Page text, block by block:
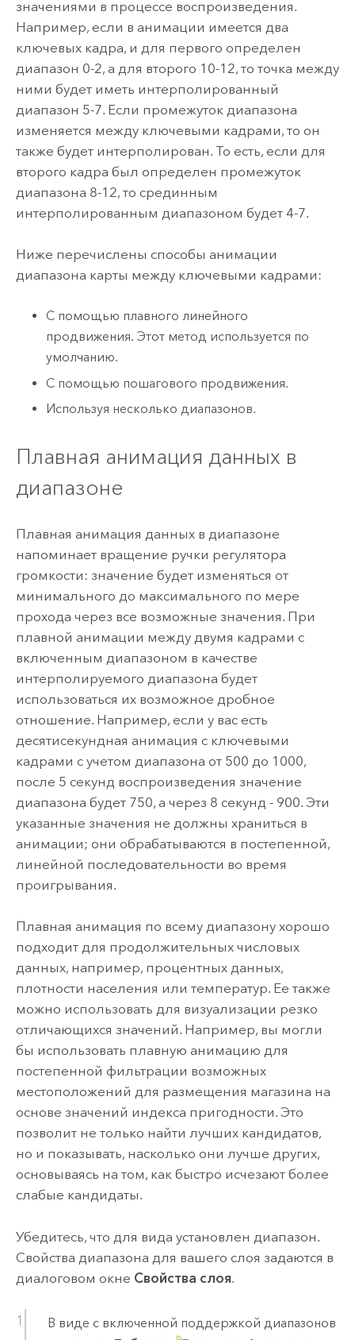
значениями в процессе воспроизведения.
Например, если в анимации имеется два
ключевых кадра, и для первого определен
диапазон 0-2, а для второго 10-12, то точка между
ними будет иметь интерполированный
диапазон 5-7. Если промежуток диапазона
изменяется между ключевыми кадрами, то он
также будет интерполирован. То есть, если для
второго кадра был определен промежуток
диапазона 8-12, то срединным
интерполированным диапазоном будет 4-7.
Ниже перечислены способы анимации
диапазона карты между ключевыми кадрами:
С помощью плавного линейного
продвижения. Этот метод используется по
умолчанию.
С помощью пошагового продвижения.
Используя несколько диапазонов.
Плавная анимация данных в
диапазоне
Плавная анимация данных в диапазоне
напоминает вращение ручки регулятора
громкости: значение будет изменяться от
минимального до максимального по мере
прохода через все возможные значения. При
плавной анимации между двумя кадрами с
включенным диапазоном в качестве
интерполируемого диапазона будет
использоваться их возможное дробное
отношение. Например, если у вас есть
десятисекундная анимация с ключевыми
кадрами с учетом диапазона от 500 до 1000,
после 5 секунд воспроизведения значение
диапазона будет 750, а через 8 секунд - 900. Эти
указанные значения не должны храниться в
анимации; они обрабатываются в постепенной,
линейной последовательности во время
проигрывания.
Плавная анимация по всему диапазону хорошо
подходит для продолжительных числовых
данных, например, процентных данных,
плотности населения или температур. Ее также
можно использовать для визуализации резко
отличающихся значений. Например, вы могли
бы использовать плавную анимацию для
постепенной фильтрации возможных
местоположений для размещения магазина на
основе значений индекса пригодности. Это
позволит не только найти лучших кандидатов,
но и показывать, насколько они лучше других,
основываясь на том, как быстро исчезают более
слабые кандидаты.
Убедитесь, что для вида установлен диапазон.
Свойства диапазона для вашего слоя задаются в
диалоговом окне Свойства слоя.
В виде с включенной поддержкой диапазонов